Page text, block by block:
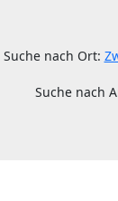
Suche nach Ort:
Suche nach